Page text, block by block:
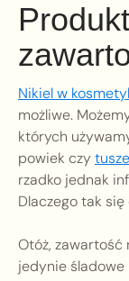
Nikiel w
możliwe.
których
powiek czy
rzadko jednak
Dlaczego tak się
Otóż, zawartość
jedynie śladowe